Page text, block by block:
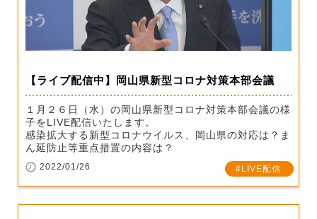
【ライブ配信中】岡山県新型コロナ対策本部会議
１月２６日（水）の岡山県新型コロナ対策本部会議の様
子をLIVE配信いたします。
感染拡大する新型コロナウイルス、岡山県の対応は？ま
ん延防止等重点措置の内容は？
2022/01/26 LIVE配信